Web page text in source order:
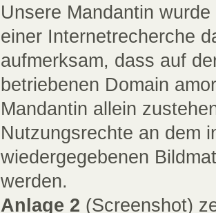
Unsere Mandantin
einer Internetrecherche
aufmerksam, dass auf
betriebenen Domain
Mandantin allein
Nutzungsrechte an dem
wiedergegebenen
werden.
Anlage 2 (Screenshot)